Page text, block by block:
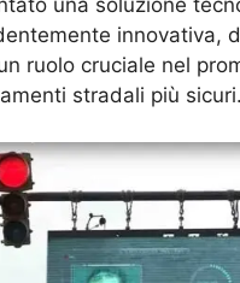
una soluzione
innovativa,
ruolo cruciale nel
stradali più sicuri.